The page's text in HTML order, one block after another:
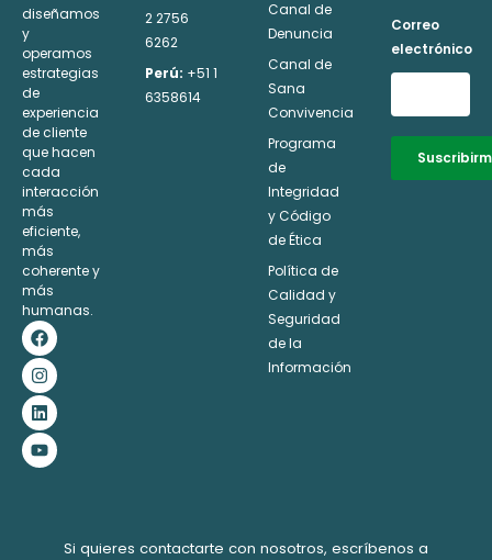
diseñamos
y
operamos
estrategias
de
experiencia
de cliente
que hacen
cada
interacción
más
eficiente,
más
coherente y
más
humanas.
F
a
c
e
b
o
o
k
I
n
s
t
a
g
r
a
m
L
i
n
k
e
d
i
n
Y
o
u
t
u
b
e
2 2756
6262
Perú: +51 1
6358614
Canal de
Denuncia
Canal de
Sana
Convivencia
Programa
de
Integridad
y Código
de Ética
Política de
Calidad y
Seguridad
de la
Información
Correo
electrónico
Si quieres contactarte con nosotros, escríbenos a